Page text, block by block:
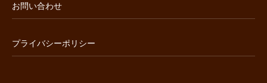
お問い合わせ
プライバシーポリシー